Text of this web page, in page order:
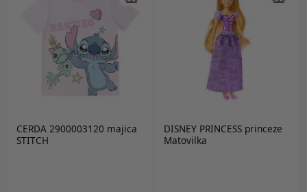
CERDA 2900003120 majica
STITCH
DISNEY PRINCESS princeze
Matovilka